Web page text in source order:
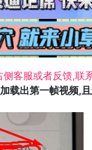
客服或者反馈,联
载出第一帧视频,